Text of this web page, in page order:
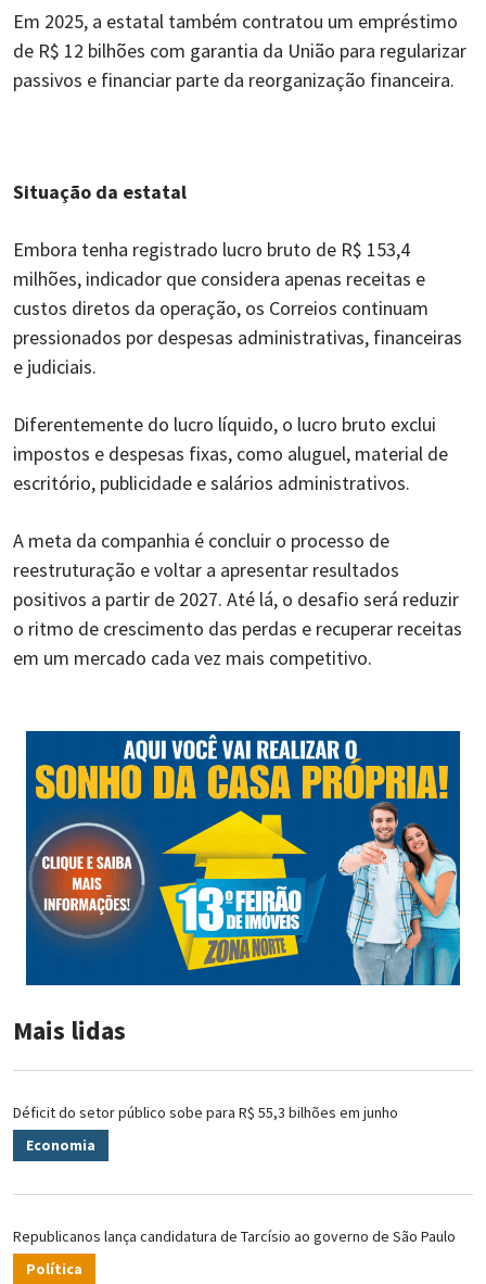
Em 2025, a estatal também contratou um empréstimo
de R$ 12 bilhões com garantia da União para regularizar
passivos e financiar parte da reorganização financeira.
Situação da estatal
Embora tenha registrado lucro bruto de R$ 153,4
milhões, indicador que considera apenas receitas e
custos diretos da operação, os Correios continuam
pressionados por despesas administrativas, financeiras
e judiciais.
Diferentemente do lucro líquido, o lucro bruto exclui
impostos e despesas fixas, como aluguel, material de
escritório, publicidade e salários administrativos.
A meta da companhia é concluir o processo de
reestruturação e voltar a apresentar resultados
positivos a partir de 2027. Até lá, o desafio será reduzir
o ritmo de crescimento das perdas e recuperar receitas
em um mercado cada vez mais competitivo.
Mais lidas
Déficit do setor público sobe para R$ 55,3 bilhões em junho
Economia
Republicanos lança candidatura de Tarcísio ao governo de São Paulo
Política